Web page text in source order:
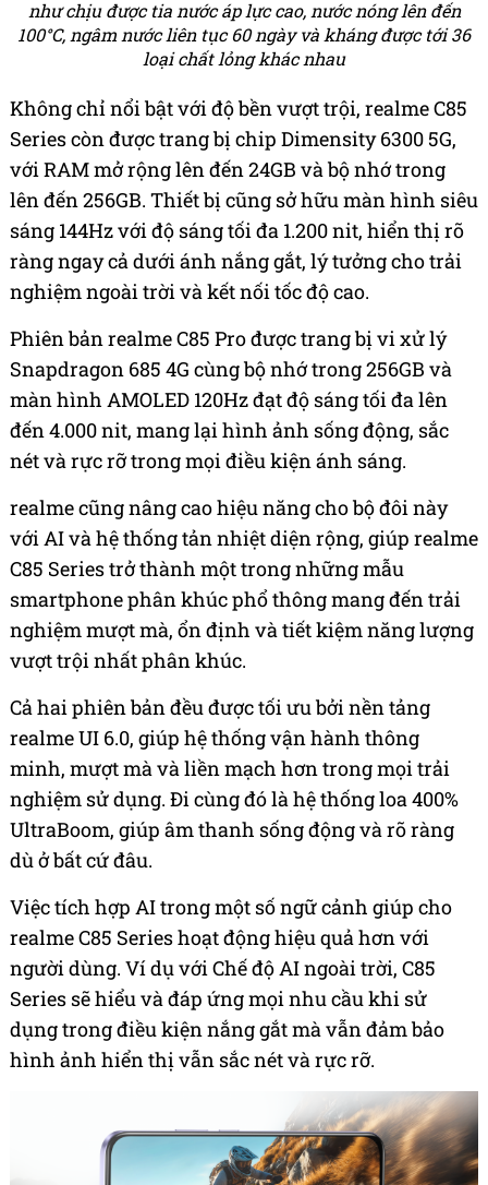
như chịu được tia nước áp lực cao, nước nóng lên đến
100°C, ngâm nước liên tục 60 ngày và kháng được tới 36
loại chất lỏng khác nhau
Không chỉ nổi bật với độ bền vượt trội, realme C85
Series còn được trang bị chip Dimensity 6300 5G,
với RAM mở rộng lên đến 24GB và bộ nhớ trong
lên đến 256GB. Thiết bị cũng sở hữu màn hình siêu
sáng 144Hz với độ sáng tối đa 1.200 nit, hiển thị rõ
ràng ngay cả dưới ánh nắng gắt, lý tưởng cho trải
nghiệm ngoài trời và kết nối tốc độ cao.
Phiên bản realme C85 Pro được trang bị vi xử lý
Snapdragon 685 4G cùng bộ nhớ trong 256GB và
màn hình AMOLED 120Hz đạt độ sáng tối đa lên
đến 4.000 nit, mang lại hình ảnh sống động, sắc
nét và rực rỡ trong mọi điều kiện ánh sáng.
realme cũng nâng cao hiệu năng cho bộ đôi này
với AI và hệ thống tản nhiệt diện rộng, giúp realme
C85 Series trở thành một trong những mẫu
smartphone phân khúc phổ thông mang đến trải
nghiệm mượt mà, ổn định và tiết kiệm năng lượng
vượt trội nhất phân khúc.
Cả hai phiên bản đều được tối ưu bởi nền tảng
realme UI 6.0, giúp hệ thống vận hành thông
minh, mượt mà và liền mạch hơn trong mọi trải
nghiệm sử dụng. Đi cùng đó là hệ thống loa 400%
UltraBoom, giúp âm thanh sống động và rõ ràng
dù ở bất cứ đâu.
Việc tích hợp AI trong một số ngữ cảnh giúp cho
realme C85 Series hoạt động hiệu quả hơn với
người dùng. Ví dụ với Chế độ AI ngoài trời, C85
Series sẽ hiểu và đáp ứng mọi nhu cầu khi sử
dụng trong điều kiện nắng gắt mà vẫn đảm bảo
hình ảnh hiển thị vẫn sắc nét và rực rỡ.